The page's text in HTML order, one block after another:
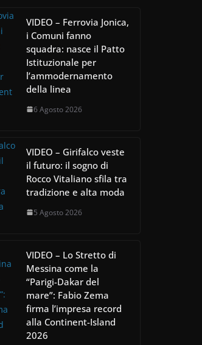
VIDEO – Ferrovia Jonica,
i Comuni fanno
squadra: nasce il Patto
Istituzionale per
l’ammodernamento
della linea
6 Agosto 2026
VIDEO – Girifalco veste
il futuro: il sogno di
Rocco Vitaliano sfila tra
tradizione e alta moda
5 Agosto 2026
VIDEO – Lo Stretto di
Messina come la
“Parigi-Dakar del
mare”: Fabio Zema
firma l’impresa record
alla Continent-Island
2026